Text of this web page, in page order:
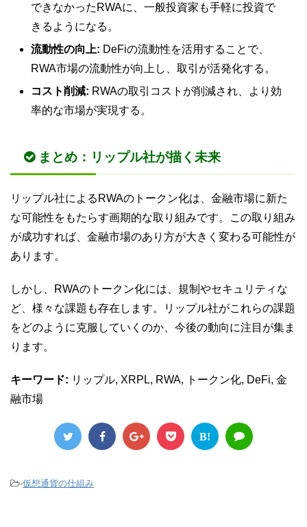
できなかったRWAに、一般投資家も手軽に投資で
きるようになる。
流動性の向上: DeFiの流動性を活用することで、
RWA市場の流動性が向上し、取引が活発化する。
コスト削減: RWAの取引コストが削減され、より効
率的な市場が実現する。
まとめ：リップル社が描く未来
リップル社によるRWAのトークン化は、金融市場に新た
な可能性をもたらす画期的な取り組みです。この取り組み
が成功すれば、金融市場のあり方が大きく変わる可能性が
あります。
しかし、RWAのトークン化には、規制やセキュリティな
ど、様々な課題も存在します。リップル社がこれらの課題
をどのように克服していくのか、今後の動向に注目が集ま
ります。
キーワード: リップル, XRPL, RWA, トークン化, DeFi, 金
融市場
B!
-仮想通貨の仕組み